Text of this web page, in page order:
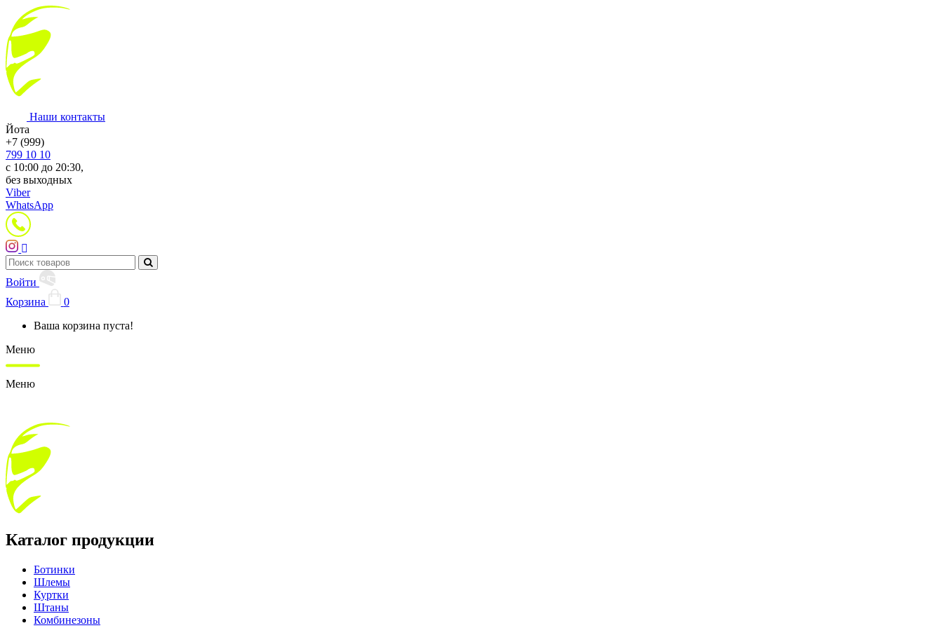
Наши контакты
Йота
+7 (999)
799 10 10
с 10:00 до 20:30,
без выходных
Viber
WhatsApp
Войти
Корзина
0
Ваша корзина пуста!
Меню
Меню
Каталог продукции
Ботинки
Шлемы
Куртки
Штаны
Комбинезоны